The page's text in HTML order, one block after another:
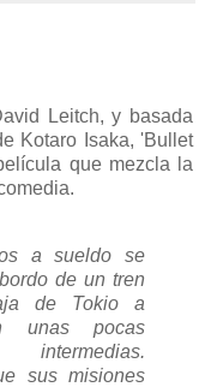
Leitch, y basada
Kotaro Isaka, 'Bullet
que mezcla la
a sueldo se
de un tren
de Tokio a
unas pocas
sus misiones